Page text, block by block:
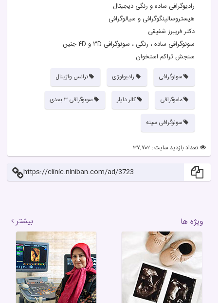
رادیوگرافی ساده و رنگی دیجیتال
هیستروسالپنگوگرافی و سیالوگرافی
دکتر فریبرز شفیقی
سونوگرافی ساده ، رنگی ، سونوگرافی ۳D و ۴D جنین
سنجش تراکم استخوان
سونوگرافی رادیولوژی ترانس واژینال
ماموگرافی کالر داپلر سونوگرافی ۳ بعدی
سونوگرافی سینه
تعداد بازدید سایت : ۳۷,۷۰۲
https://clinic.niniban.com/ad/3723
ویژه ها بیشتر